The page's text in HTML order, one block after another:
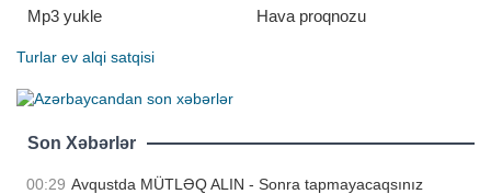
Mp3 yukle
Hava proqnozu
Turlar ev alqi satqisi
Son Xəbərlər
00:29 Avqustda MÜTLƏQ ALIN - Sonra tapmayacaqsınız